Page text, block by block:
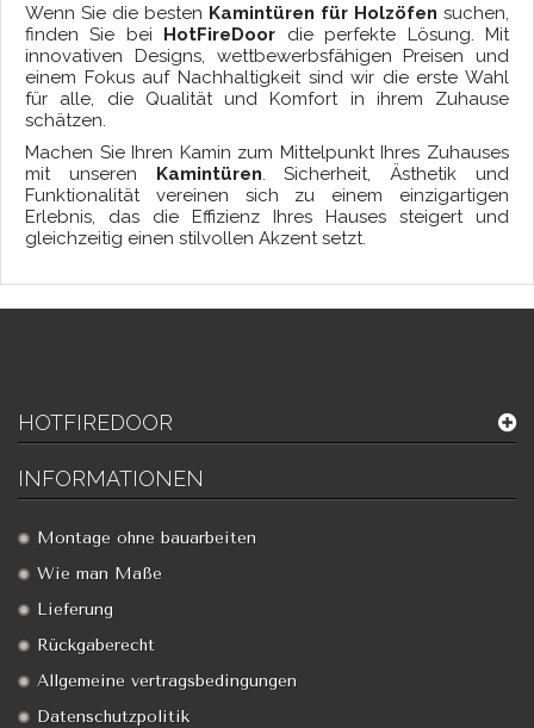
Wenn Sie die besten Kamintüren für Holzöfen suchen,
finden Sie bei HotFireDoor die perfekte Lösung. Mit
innovativen Designs, wettbewerbsfähigen Preisen und
einem Fokus auf Nachhaltigkeit sind wir die erste Wahl
für alle, die Qualität und Komfort in ihrem Zuhause
schätzen.
Machen Sie Ihren Kamin zum Mittelpunkt Ihres Zuhauses
mit unseren Kamintüren. Sicherheit, Ästhetik und
Funktionalität vereinen sich zu einem einzigartigen
Erlebnis, das die Effizienz Ihres Hauses steigert und
gleichzeitig einen stilvollen Akzent setzt.
HOTFIREDOOR
INFORMATIONEN
Montage ohne bauarbeiten
Wie man Maße
Lieferung
Rückgaberecht
Allgemeine vertragsbedingungen
Datenschutzpolitik